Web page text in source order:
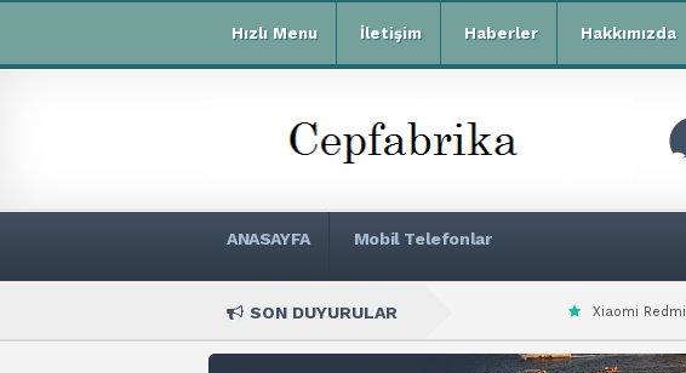
Hızlı Menu İletişim Haberler Hakkımızda
ANASAYFA Mobil Telefonlar
SON DUYURULAR Xiaomi Redmi R70m Teknik Özellikleri